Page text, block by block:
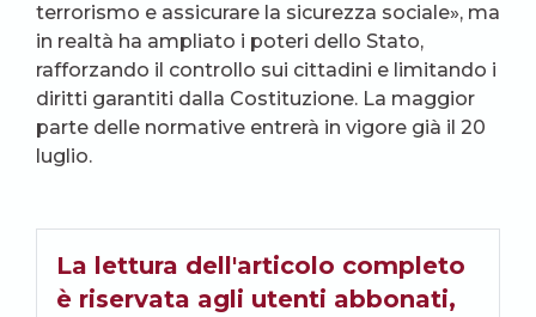
terrorismo e assicurare la sicurezza sociale», ma
in realtà ha ampliato i poteri dello Stato,
rafforzando il controllo sui cittadini e limitando i
diritti garantiti dalla Costituzione. La maggior
parte delle normative entrerà in vigore già il 20
luglio.
La lettura dell'articolo completo
è riservata agli utenti abbonati,